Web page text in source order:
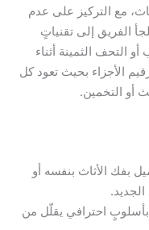
مع التركيز على عدم
الفريق إلى تقنياتٍ
الثمينة أثناء
الأجزاء بحيث تعود كل
أو التخمين.
بفك الأثاث بنفسه أو
احترافي يقلّل من